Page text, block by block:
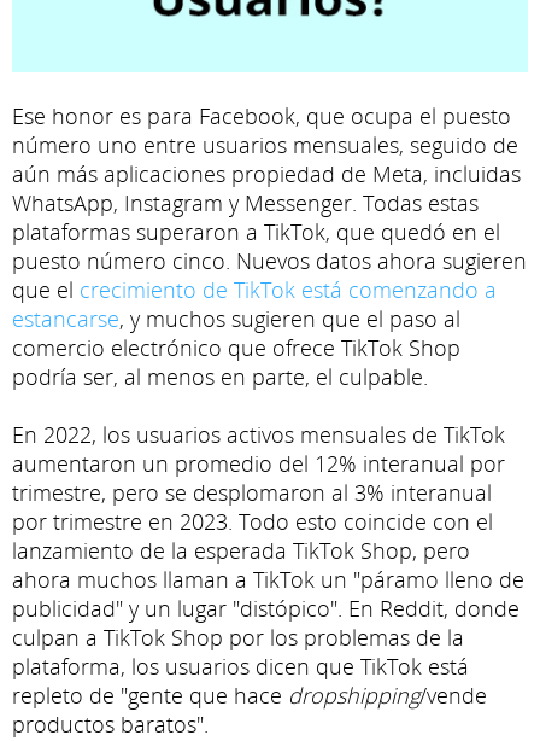
Ese honor es para Facebook, que ocupa el puesto
número uno entre usuarios mensuales, seguido de
aún más aplicaciones propiedad de Meta, incluidas
WhatsApp, Instagram y Messenger. Todas estas
plataformas superaron a TikTok, que quedó en el
puesto número cinco. Nuevos datos ahora sugieren
que el crecimiento de TikTok está comenzando a
estancarse, y muchos sugieren que el paso al
comercio electrónico que ofrece TikTok Shop
podría ser, al menos en parte, el culpable.
En 2022, los usuarios activos mensuales de TikTok
aumentaron un promedio del 12% interanual por
trimestre, pero se desplomaron al 3% interanual
por trimestre en 2023. Todo esto coincide con el
lanzamiento de la esperada TikTok Shop, pero
ahora muchos llaman a TikTok un "páramo lleno de
publicidad" y un lugar "distópico". En Reddit, donde
culpan a TikTok Shop por los problemas de la
plataforma, los usuarios dicen que TikTok está
repleto de "gente que hace dropshipping/vende
productos baratos".